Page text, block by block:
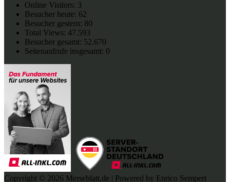
Online Visitors: 3
Besucher heute: 62
Besucher gestern: 80
Total Views: 47.593
Besucher gesamt: 52.670
Seitenaufrufe insgesamt: 0
Copyright © 2026 Merseblatt.de | Powered by Enrico Sempert